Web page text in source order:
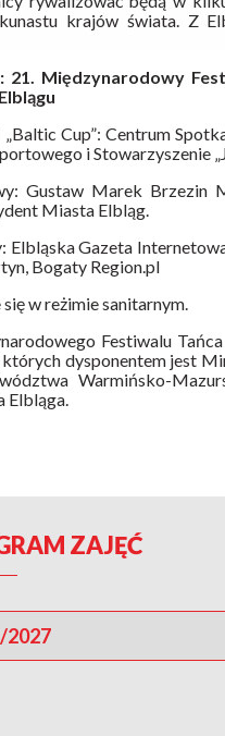
krajów świata. Z
21. Międzynarodowy
Cup”: Centrum
i Stowarzyszenie
Gustaw Marek Brzezin
Miasta Elbląg.
Elbląska Gazeta
Bogaty Region.pl
w reżimie sanitarnym.
Festiwalu
dysponentem jest
Warmińsko-
Elbląga.
ZAJĘĆ
2027